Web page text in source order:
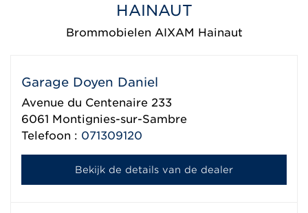
HAINAUT
Brommobielen AIXAM Hainaut
Garage Doyen Daniel
Avenue du Centenaire 233
6061 Montignies-sur-Sambre
Telefoon : 071309120
Bekijk de details van de dealer